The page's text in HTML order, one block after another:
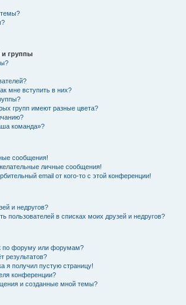
темы?
и группы
мне вступить в них?
групп имеют разные цвета?
команда»?
сообщения!
личные сообщения!
email от кого-то с этой конференции!
и недругов?
пользователей в списках моих друзей и недругов?
по форуму или форумам?
результатов?
я получил пустую страницу!
конференции?
и созданные мной темы?